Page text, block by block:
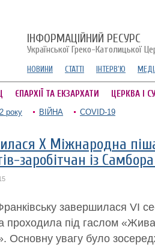
ІНФОРМАЦІЙНИЙ РЕСУРС
Української Греко-Католицької
НОВИНИ СТАТТІ ІНТЕРВ'Ю
ЄПАРХІЇ ТА ЕКЗАРХАТИ ЦЕРКВА І
року ВІЙНА COVID-19
Х Міжнародна
заробітчан із
завершилася VI
проходила під гаслом
Основну увагу було